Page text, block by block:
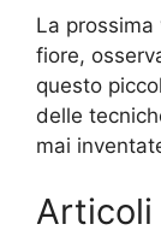
La
fiore,
questo
delle
mai
Articoli